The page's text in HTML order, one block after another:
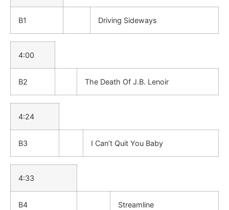
B1 Driving Sideways
4:00
B2 The Death Of J.B. Lenoir
4:24
B3 I Can’t Quit You Baby
4:33
B4 Streamline